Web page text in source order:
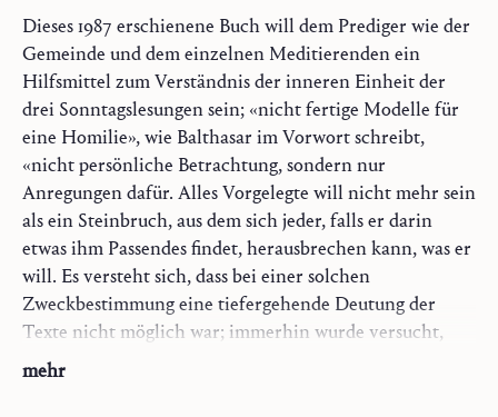
Dieses 1987 erschienene Buch will dem Prediger wie der
Gemeinde und dem einzelnen Meditierenden ein
Hilfsmittel zum Verständnis der inneren Einheit der
drei Sonntagslesungen sein; «nicht fertige Modelle für
eine Homilie», wie Balthasar im Vorwort schreibt,
«nicht persönliche Betrachtung, sondern nur
Anregungen dafür. Alles Vorgelegte will nicht mehr sein
als ein Steinbruch, aus dem sich jeder, falls er darin
etwas ihm Passendes findet, herausbrechen kann, was er
will. Es versteht sich, dass bei einer solchen
Zweckbestimmung eine tiefergehende Deutung der
Texte nicht möglich war; immerhin wurde versucht,
den wichtigsten exegetischen Forderungen an eine
mehr
Trilogie
Skizzen zur Theologie
Monographien
Wort Gottes und betrachtendes Gebet
Das betrachtende Gebet
Christlich meditieren